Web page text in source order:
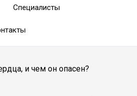
Специалисты
и чем он опасен?